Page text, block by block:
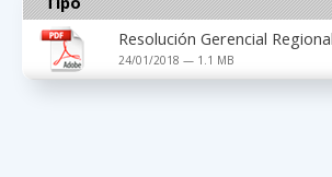
Resolución Gerencial
24/01/2018 — 1.1 MB